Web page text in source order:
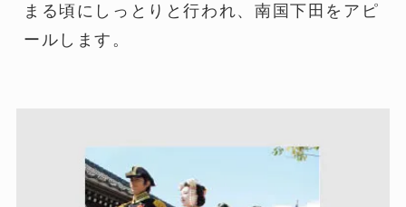
まる頃にしっとりと行われ、南国下田をアピ
ールします。